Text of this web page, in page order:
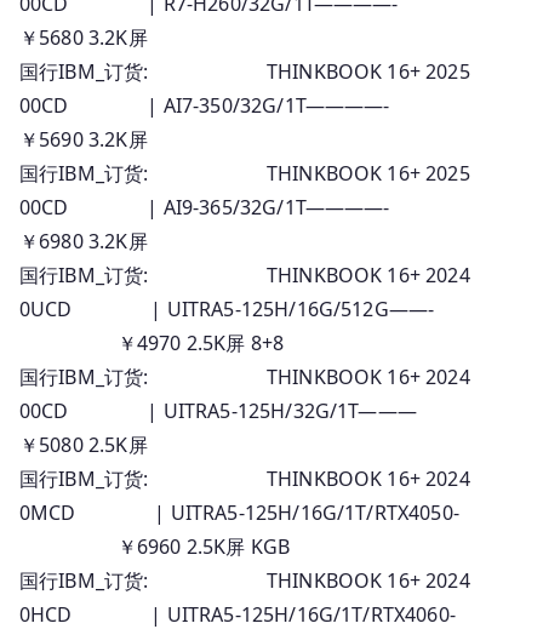
￥5680 3.2K屏
国行IBM_订货: THINKBOOK 16+ 2025
00CD | AI7-350/32G/1T————-
￥5690 3.2K屏
国行IBM_订货: THINKBOOK 16+ 2025
00CD | AI9-365/32G/1T————-
￥6980 3.2K屏
国行IBM_订货: THINKBOOK 16+ 2024
0UCD | UITRA5-125H/16G/512G——-
￥4970 2.5K屏 8+8
国行IBM_订货: THINKBOOK 16+ 2024
00CD | UITRA5-125H/32G/1T———
￥5080 2.5K屏
国行IBM_订货: THINKBOOK 16+ 2024
0MCD | UITRA5-125H/16G/1T/RTX4050-
￥6960 2.5K屏 KGB
国行IBM_订货: THINKBOOK 16+ 2024
0HCD | UITRA5-125H/16G/1T/RTX4060-